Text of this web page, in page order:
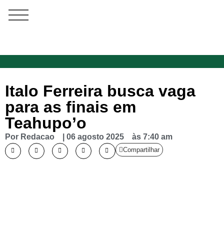
Italo Ferreira busca vaga
para as finais em
Teahupo’o
Por Redacao 06 agosto 2025 às 7:40 am
Compartilhar